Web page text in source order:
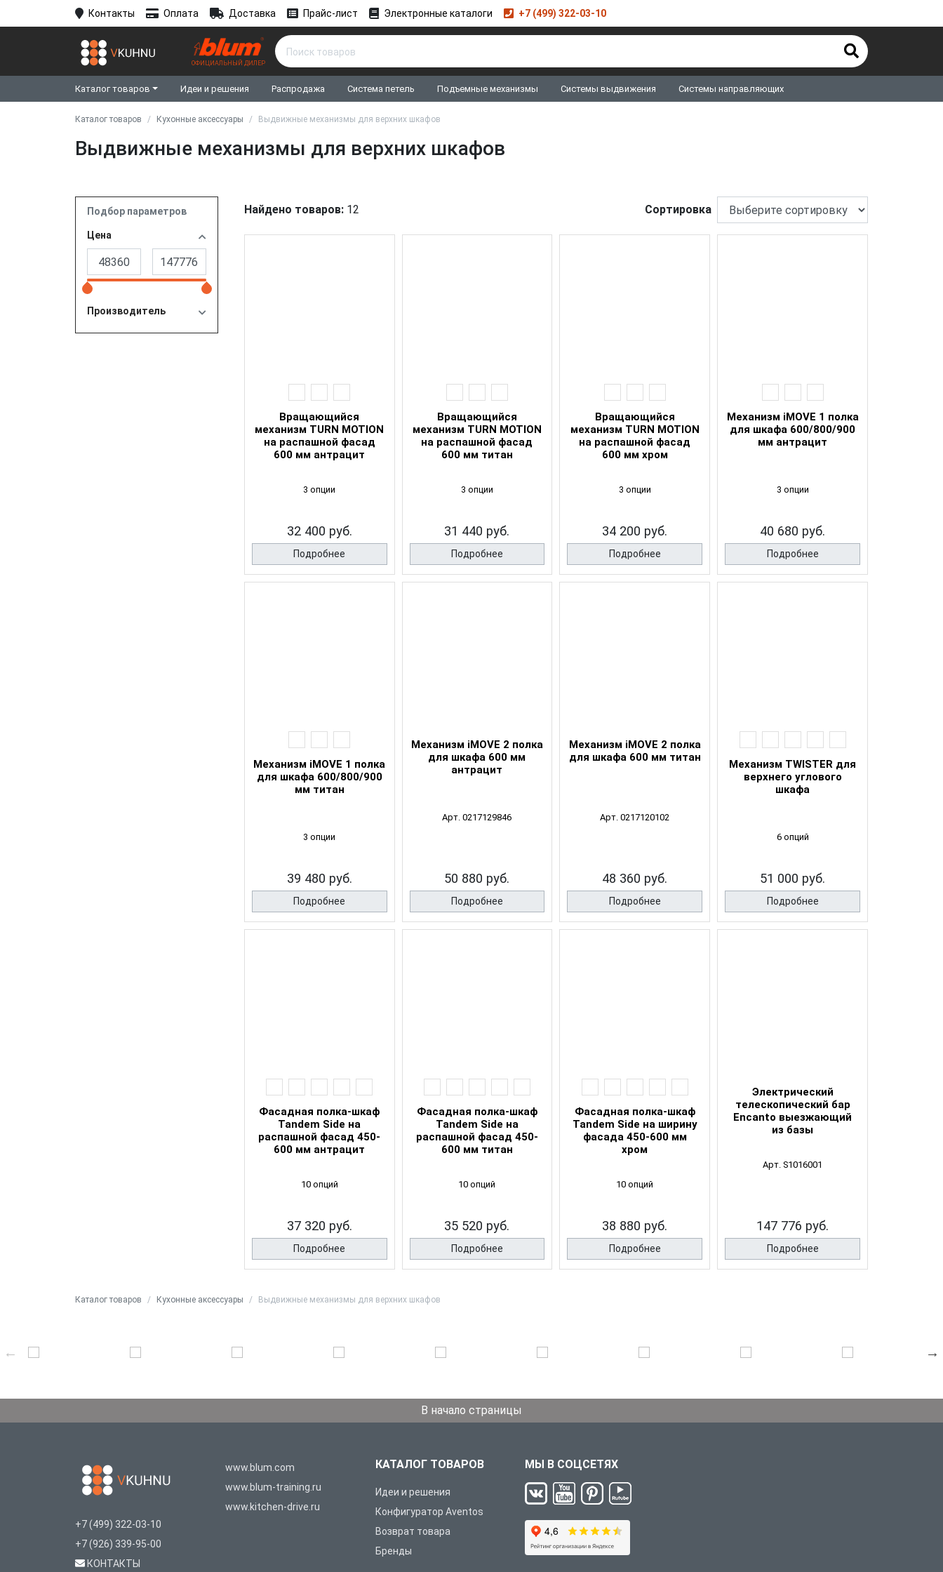
Контакты Оплата Доставка Прайс-лист Электронные каталоги +7 (499) 322-03-10
ОФИЦИАЛЬНЫЙ ДИЛЕР
Каталог товаров Идеи и решения Распродажа Система петель Подъемные механизмы Системы выдвижения Системы направляющих
Каталог товаров Кухонные аксессуары Выдвижные механизмы для верхних шкафов
Выдвижные механизмы для верхних шкафов
Подбор параметров
Цена
Производитель
Найдено товаров:12 Сортировка
Вращающийся
механизм TURN MOTION
на распашной фасад
600 мм антрацит
3 опции
32 400 руб.
Подробнее
Вращающийся
механизм TURN MOTION
на распашной фасад
600 мм титан
3 опции
31 440 руб.
Подробнее
Вращающийся
механизм TURN MOTION
на распашной фасад
600 мм хром
3 опции
34 200 руб.
Подробнее
Механизм iMOVE 1 полка
для шкафа 600/800/900
мм антрацит
3 опции
40 680 руб.
Подробнее
Механизм iMOVE 1 полка
для шкафа 600/800/900
мм титан
3 опции
39 480 руб.
Подробнее
Механизм iMOVE 2 полка
для шкафа 600 мм
антрацит
Арт. 0217129846
50 880 руб.
Подробнее
Механизм iMOVE 2 полка
для шкафа 600 мм титан
Арт. 0217120102
48 360 руб.
Подробнее
Механизм TWISTER для
верхнего углового
шкафа
6 опций
51 000 руб.
Подробнее
Фасадная полка-шкаф
Tandem Side на
распашной фасад 450-
600 мм антрацит
10 опций
37 320 руб.
Подробнее
Фасадная полка-шкаф
Tandem Side на
распашной фасад 450-
600 мм титан
10 опций
35 520 руб.
Подробнее
Фасадная полка-шкаф
Tandem Side на ширину
фасада 450-600 мм
хром
10 опций
38 880 руб.
Подробнее
Электрический
телескопический бар
Encanto выезжающий
из базы
Арт. S1016001
147 776 руб.
Подробнее
Каталог товаров Кухонные аксессуары Выдвижные механизмы для верхних шкафов
В начало страницы
+7 (499) 322-03-10
+7 (926) 339-95-00
КОНТАКТЫ
www.blum.com
www.blum-training.ru
www.kitchen-drive.ru
КАТАЛОГ ТОВАРОВ
Идеи и решения
Конфигуратор Aventos
Возврат товара
Бренды
МЫ В СОЦСЕТЯХ